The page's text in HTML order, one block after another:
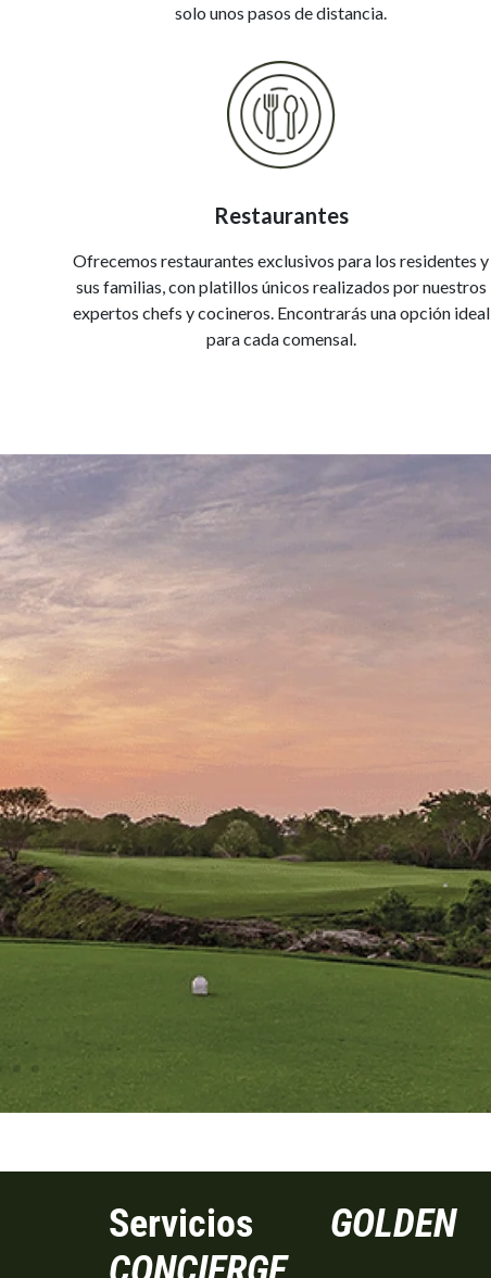
solo unos pasos de distancia.
Restaurantes
Ofrecemos restaurantes exclusivos para los residentes y
sus familias, con platillos únicos realizados por nuestros
expertos chefs y cocineros. Encontrarás una opción ideal
para cada comensal.
Servicios GOLDEN